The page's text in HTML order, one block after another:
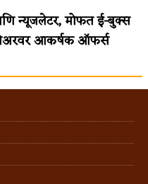
न्यूजलेटर, मोफत ई-बुक्स
आकर्षक ऑफर्स